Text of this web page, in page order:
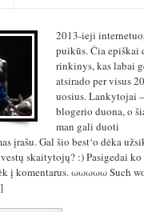
2013-ieji
puikūs. Čia epiškai
rinkinys, kas labai
atsirado per visus
uosius. Lankytojai –
blogerio duona, o
man gali duoti
įrašu. Gal šio best‘o dėka
skaitytojų? :) Pasigedai ko
į komentarus. ωωωωω Such